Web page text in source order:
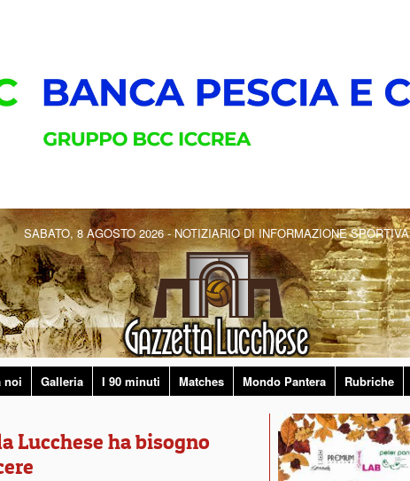
SABATO, 8 AGOSTO 2026 - NOTIZIARIO DI INFORMAZIONE SPORTIVA
noi Galleria I 90 minuti Matches Mondo Pantera Rubriche
Lucchese ha bisogno